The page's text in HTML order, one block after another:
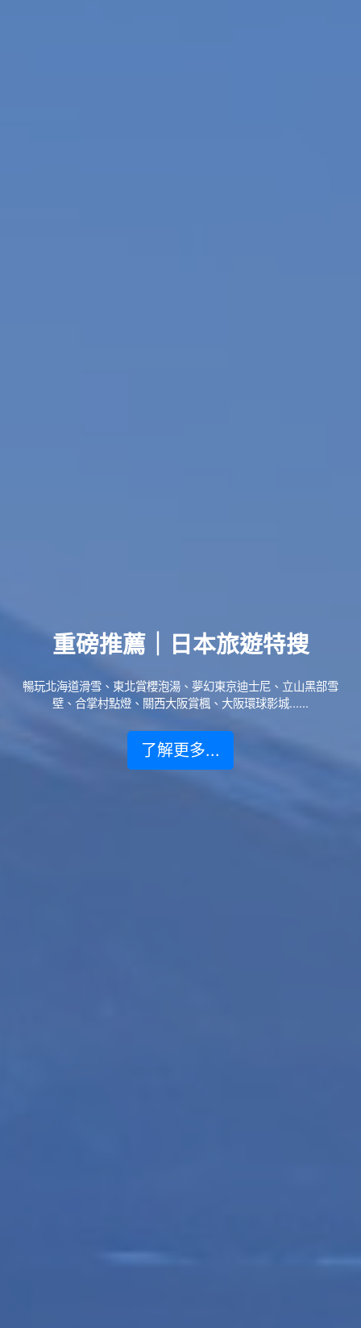
重磅推薦｜日本旅遊特搜
暢玩北海道滑雪、東北賞櫻泡湯、夢幻東京迪士尼、立山黑部雪
壁、合掌村點燈、關西大阪賞楓、大阪環球影城......
了解更多...